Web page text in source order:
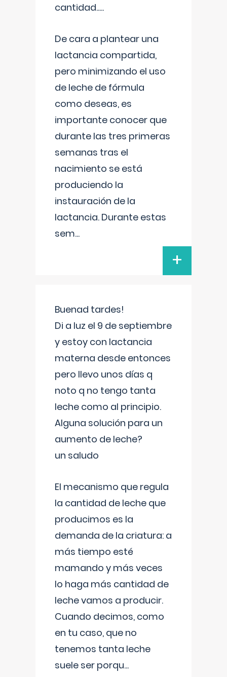
cantidad.....
De cara a plantear una
lactancia compartida,
pero minimizando el uso
de leche de fórmula
como deseas, es
importante conocer que
durante las tres primeras
semanas tras el
nacimiento se está
produciendo la
instauración de la
lactancia. Durante estas
sem...
+
Buenad tardes!
Di a luz el 9 de septiembre
y estoy con lactancia
materna desde entonces
pero llevo unos días q
noto q no tengo tanta
leche como al principio.
Alguna solución para un
aumento de leche?
un saludo
El mecanismo que regula
la cantidad de leche que
producimos es la
demanda de la criatura: a
más tiempo esté
mamando y más veces
lo haga más cantidad de
leche vamos a producir.
Cuando decimos, como
en tu caso, que no
tenemos tanta leche
suele ser porqu...